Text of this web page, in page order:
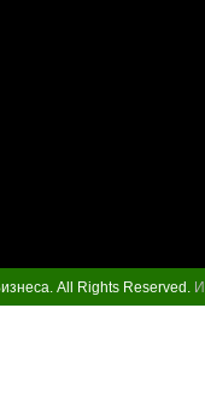
All Rights Reserved.